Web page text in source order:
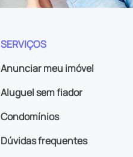
SERVIÇOS
Anunciar meu imóvel
Aluguel sem fiador
Condomínios
Dúvidas frequentes